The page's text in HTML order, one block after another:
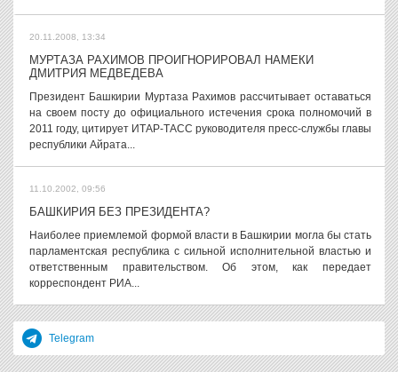
20.11.2008, 13:34
МУРТАЗА РАХИМОВ ПРОИГНОРИРОВАЛ НАМЕКИ
ДМИТРИЯ МЕДВЕДЕВА
Президент Башкирии Муртаза Рахимов рассчитывает оставаться
на своем посту до официального истечения срока полномочий в
2011 году, цитирует ИТАР-ТАСС руководителя пресс-службы главы
республики Айрата...
11.10.2002, 09:56
БАШКИРИЯ БЕЗ ПРЕЗИДЕНТА?
Наиболее приемлемой формой власти в Башкирии могла бы стать
парламентская республика с сильной исполнительной властью и
ответственным правительством. Об этом, как передает
корреспондент РИА...
Telegram